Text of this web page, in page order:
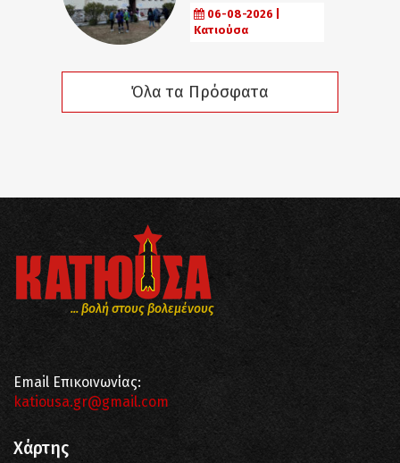
06-08-2026 |
Κατιούσα
Όλα τα Πρόσφατα
... βολή στους βολεμένους
Email Επικοινωνίας:
katiousa.gr@gmail.com
Χάρτης